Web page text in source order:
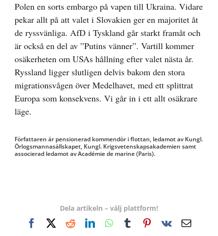
Polen en sorts embargo på vapen till Ukraina. Vidare
pekar allt på att valet i Slovakien ger en majoritet åt
de ryssvänliga. AfD i Tyskland går starkt framåt och
är också en del av ”Putins vänner”. Vartill kommer
osäkerheten om USAs hållning efter valet nästa år.
Ryssland ligger slutligen delvis bakom den stora
migrationsvågen över Medelhavet, med ett splittrat
Europa som konsekvens. Vi går in i ett allt osäkrare
läge.
Författaren är pensionerad kommendör i flottan, ledamot av Kungl.
Örlogsmannasällskapet, Kungl. Krigsvetenskapsakademien samt
associerad ledamot av Académie de marine (Paris).
Dela artikeln – välj plattform!
FacebookRedditLinkedInWhatsApp
TumblrPinterest
Vk
E-